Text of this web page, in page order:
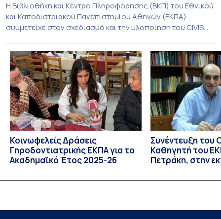
Η Βιβλιοθήκη και Κέντρο Πληροφόρησης (ΒΚΠ) του Εθνικού
και Καποδιστριακού Πανεπιστημίου Αθηνών (ΕΚΠΑ)
συμμετείχε στον σχεδιασμό και την υλοποίηση του CIVIS
Libraries and Participatory Culture” (IMOTION), το οποίο
πραγματοποιήθηκε με διαδικτυακές και δια ζώσης
εκπαιδευτικές δράσεις από τις 3 Ιουνίου έως τις 10 Ιουλίου
2026. Το πρόγραμμα αποτελεί […]
Κοινωφελείς Δράσεις
Γηροδοντιατρικής ΕΚΠΑ για το
Ακαδημαϊκό Έτος 2025-26
Συνέντευξη του
Καθηγητή του
Πετράκη, στην